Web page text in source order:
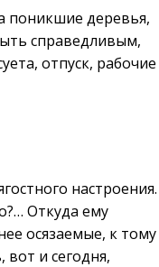
поникшие деревья,
справедливым,
отпуск, рабочие
настроения.
Откуда ему
осязаемые, к тому
и сегодня,